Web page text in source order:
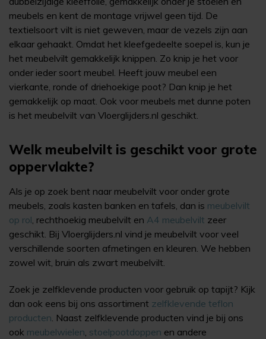
meubels en kent de montage vrijwel geen tijd. De
textielsoort vilt is niet geweven, maar de vezels zijn aan
elkaar gehaakt. Omdat het kleefgedeelte soepel is, kun je
het meubelvilt gemakkelijk knippen. Zo knip je het voor
onder ieder soort meubel. Heeft jouw meubel een
vierkante, ronde of driehoekige poot? Dan knip je het
gemakkelijk op maat. Ook voor meubels met dunne poten
is het meubelvilt van Vloerglijders.nl geschikt.
Welk meubelvilt is geschikt voor grote
oppervlakte?
Als je op zoek bent naar meubelvilt voor onder grote
meubels, zoals kasten banken en tafels, dan is meubelvilt
op rol rechthoekig meubelvilt en A4 meubelvilt zeer
geschikt . Bij Vloerglijders.nl vind je meubelvilt voor veel
verschillende soorten afmetingen en kleuren. We hebben
zowel wit, bruin als zwart meubelvilt.
Zoek je zelfklevende producten voor gebruik op tapijt? Kijk
dan ook eens bij ons assortiment zelfklevende teflon
producten. Naast zelfklevende producten vind je bij ons
ook meubelwielen, stoelpootdoppen en andere